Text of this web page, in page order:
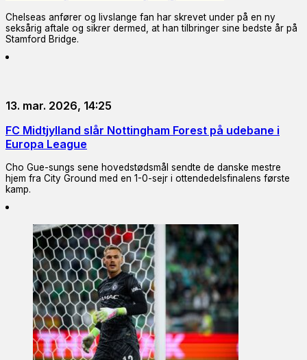
Chelseas anfører og livslange fan har skrevet under på en ny
seksårig aftale og sikrer dermed, at han tilbringer sine bedste år på
Stamford Bridge.
13. mar. 2026, 14:25
FC Midtjylland slår Nottingham Forest på udebane i
Europa League
Cho Gue-sungs sene hovedstødsmål sendte de danske mestre
hjem fra City Ground med en 1-0-sejr i ottendedelsfinalens første
kamp.